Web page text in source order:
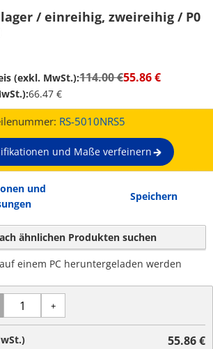
/ einreihig, zweireihig / P0
(exkl. MwSt.):114.00 €55.86 €
66.47 €
RS-5010NRS5
und Maße verfeinern
und
Speichern
ähnlichen Produkten suchen
einem PC heruntergeladen werden
+
55.86 €